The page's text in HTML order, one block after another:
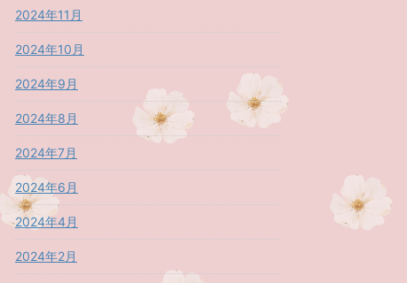
2024年11月
2024年10月
2024年9月
2024年8月
2024年7月
2024年6月
2024年4月
2024年2月